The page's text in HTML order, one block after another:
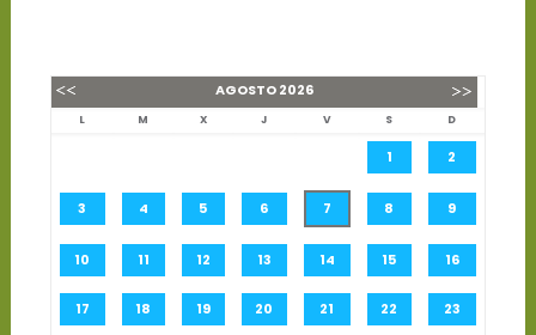
AGOSTO2026
L M X J V S D
1 2
3 4 5 6 7 8 9
10 11 12 13 14 15 16
17 18 19 20 21 22 23